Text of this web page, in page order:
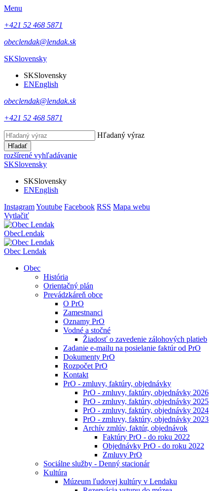
Menu
+421 52 468 5871
obeclendak@lendak.sk
SKSlovensky
SKSlovensky
ENEnglish
obeclendak@lendak.sk
+421 52 468 5871
Hľadaný výraz
Hľadať
rozšírené vyhľadávanie
SKSlovensky
SKSlovensky
ENEnglish
InstagramYoutube Facebook RSS Mapa webu
Vytlačiť
ObecLendak
Obec Lendak
Obec
História
Orientačný plán
Prevádzkáreň obce
O PrO
Zamestnanci
Oznamy PrO
Vodné a stočné
Žiadosť o zavedenie zálohových platieb
Zadanie e-mailu na posielanie faktúr od PrO
Dokumenty PrO
Rozpočet PrO
Kontakt
PrO - zmluvy, faktúry, objednávky
PrO - zmluvy, faktúry, objednávky 2026
PrO - zmluvy, faktúry, objednávky 2025
PrO - zmluvy, faktúry, objednávky 2024
PrO - zmluvy, faktúry, objednávky 2023
Archív zmlúv, faktúr, objednávok
Faktúry PrO - do roku 2022
Objednávky PrO - do roku 2022
Zmluvy PrO
Sociálne služby - Denný stacionár
Kultúra
Múzeum ľudovej kultúry v Lendaku